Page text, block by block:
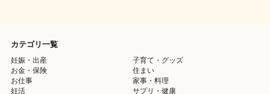
カテゴリ一覧
妊娠・出産
子育て・グッズ
お金・保険
住まい
お仕事
家事・料理
妊活
サプリ・健康